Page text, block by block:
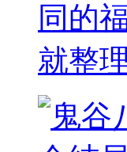
同的
就整